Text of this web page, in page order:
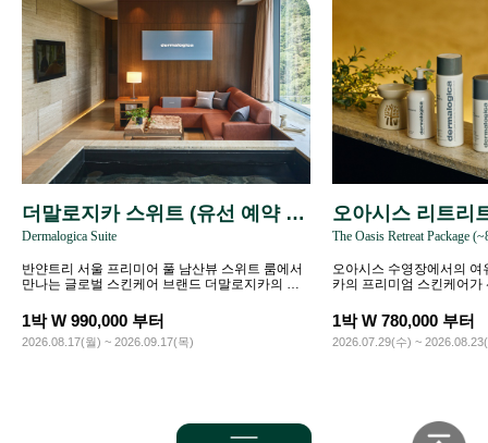
더말로지카 스위트 (유선 예약 전
용)
Dermalogica Suite
반얀트리 서울 프리미어 풀 남산뷰 스위트 룸에서
만나는 글로벌 스킨케어 브랜드 더말로지카의 웰
1박 W 990,000 부터
2026.08.17(월) ~ 2026.09.17(목)
오아시스 리트리
3)
The Oasis Retreat Package
오아시스 수영장에서의
카의 프리미엄 스킨케어가
1박 W 780,000 부터
2026.07.29(수) ~